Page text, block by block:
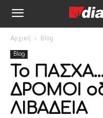
Αρχική Blog
Blog
Το
ΔΡΟΜΟΙ
ΛΙΒΑΔΕΙΑ